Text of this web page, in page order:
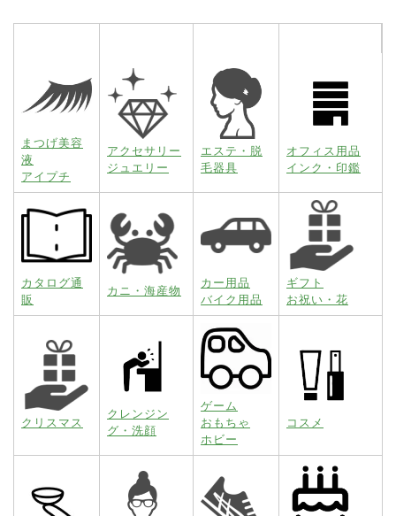
まつげ美容
液
アイプチ
アクセサリー
ジュエリー
エステ・脱
毛器具
オフィス用品
インク・印鑑
カタログ通
販
カニ・海産物
カー用品
バイク用品
ギフト
お祝い・花
クリスマス
クレンジン
グ・洗顔
ゲーム
おもちゃ
ホビー
コスメ